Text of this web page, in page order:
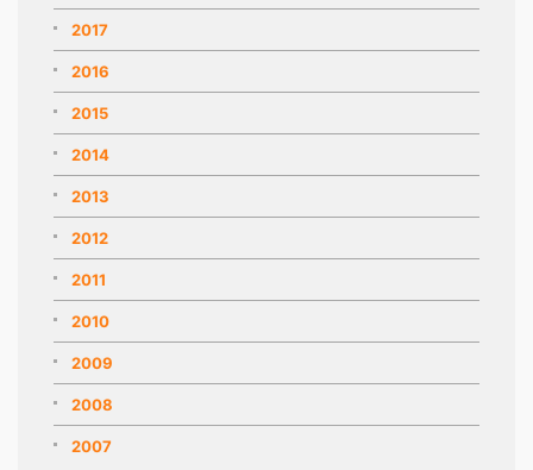
2017
2016
2015
2014
2013
2012
2011
2010
2009
2008
2007